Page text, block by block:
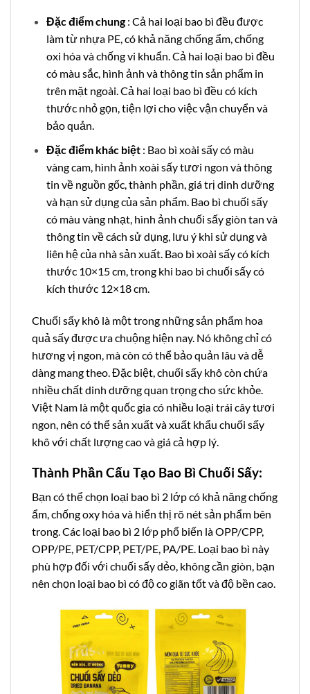
Đặc điểm chung: Cả hai loại bao bì đều được
làm từ nhựa PE, có khả năng chống ẩm, chống
oxi hóa và chống vi khuẩn. Cả hai loại bao bì đều
có màu sắc, hình ảnh và thông tin sản phẩm in
trên mặt ngoài. Cả hai loại bao bì đều có kích
thước nhỏ gọn, tiện lợi cho việc vận chuyển và
bảo quản.
Đặc điểm khác biệt : Bao bì xoài sấy có màu
vàng cam, hình ảnh xoài sấy tươi ngon và thông
tin về nguồn gốc, thành phần, giá trị dinh dưỡng
và hạn sử dụng của sản phẩm. Bao bì chuối sấy
có màu vàng nhạt, hình ảnh chuối sấy giòn tan và
thông tin về cách sử dụng, lưu ý khi sử dụng và
liên hệ của nhà sản xuất. Bao bì xoài sấy có kích
thước 10×15 cm, trong khi bao bì chuối sấy có
kích thước 12×18 cm.
Chuối sấy khô là một trong những sản phẩm hoa
quả sấy được ưa chuộng hiện nay. Nó không chỉ có
hương vị ngon, mà còn có thể bảo quản lâu và dễ
dàng mang theo. Đặc biệt, chuối sấy khô còn chứa
nhiều chất dinh dưỡng quan trọng cho sức khỏe.
Việt Nam là một quốc gia có nhiều loại trái cây tươi
ngon, nên có thể sản xuất và xuất khẩu chuối sấy
khô với chất lượng cao và giá cả hợp lý.
Thành Phần Cấu Tạo Bao Bì Chuối Sấy:
Bạn có thể chọn loại bao bì 2 lớp có khả năng chống
ẩm, chống oxy hóa và hiển thị rõ nét sản phẩm bên
trong. Các loại bao bì 2 lớp phổ biến là OPP/CPP,
OPP/PE, PET/CPP, PET/PE, PA/PE. Loại bao bì này
phù hợp đối với chuối sấy dẻo, không cần giòn, bạn
nên chọn loại bao bì có độ co giãn tốt và độ bền cao.